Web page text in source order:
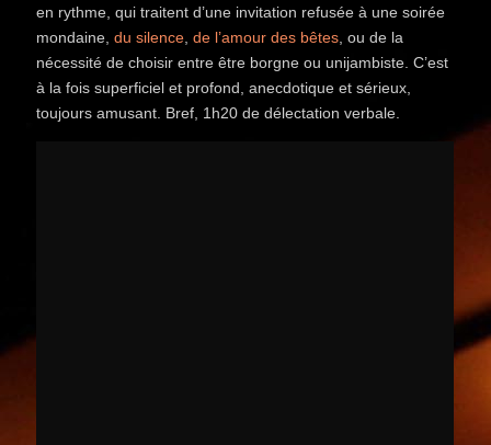
en rythme, qui traitent d’une invitation refusée à une soirée
mondaine,du silence ,de l’amour des bêtes , ou de la
nécessité de choisir entre être borgne ou unijambiste. C’est
à la fois superficiel et profond, anecdotique et sérieux,
toujours amusant. Bref, 1h20 de délectation verbale.